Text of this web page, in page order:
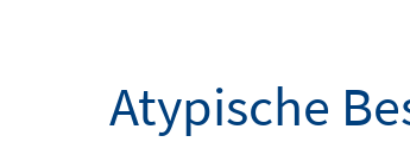
Atypische